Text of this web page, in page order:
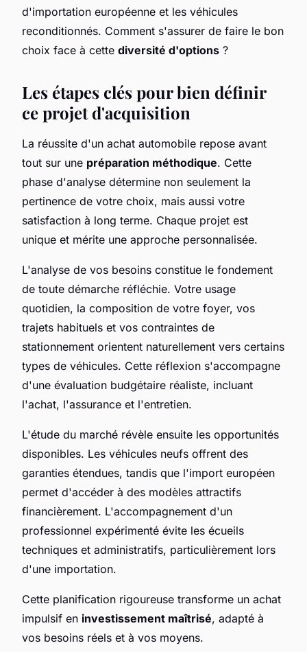
d'importation européenne et les véhicules
reconditionnés. Comment s'assurer de faire le bon
choix face à cette diversité d'options ?
Les étapes clés pour bien définir
ce projet d'acquisition
La réussite d'un achat automobile repose avant
tout sur une préparation méthodique. Cette
phase d'analyse détermine non seulement la
pertinence de votre choix, mais aussi votre
satisfaction à long terme. Chaque projet est
unique et mérite une approche personnalisée.
L'analyse de vos besoins constitue le fondement
de toute démarche réfléchie. Votre usage
quotidien, la composition de votre foyer, vos
trajets habituels et vos contraintes de
stationnement orientent naturellement vers certains
types de véhicules. Cette réflexion s'accompagne
d'une évaluation budgétaire réaliste, incluant
l'achat, l'assurance et l'entretien.
L'étude du marché révèle ensuite les opportunités
disponibles. Les véhicules neufs offrent des
garanties étendues, tandis que l'import européen
permet d'accéder à des modèles attractifs
financièrement. L'accompagnement d'un
professionnel expérimenté évite les écueils
techniques et administratifs, particulièrement lors
d'une importation.
Cette planification rigoureuse transforme un achat
impulsif en investissement maîtrisé, adapté à
vos besoins réels et à vos moyens.